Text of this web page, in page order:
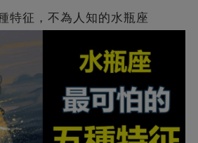
特征，不為人知的水瓶座